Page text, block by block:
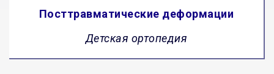
Посттравматические деформации
Детская ортопедия